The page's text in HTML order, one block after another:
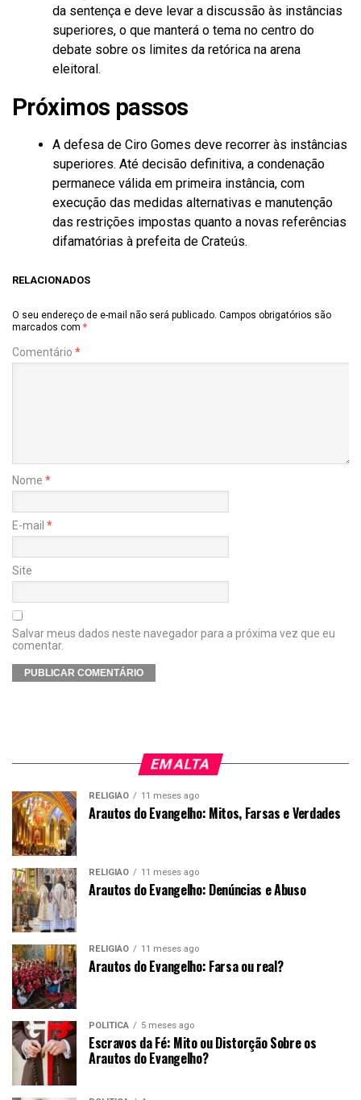
da sentença e deve levar a discussão às instâncias
superiores, o que manterá o tema no centro do
debate sobre os limites da retórica na arena
eleitoral.
Próximos passos
A defesa de Ciro Gomes deve recorrer às instâncias
superiores. Até decisão definitiva, a condenação
permanece válida em primeira instância, com
execução das medidas alternativas e manutenção
das restrições impostas quanto a novas referências
difamatórias à prefeita de Crateús.
RELACIONADOS
O seu endereço de e-mail não será publicado. Campos obrigatórios são
marcados com *
Comentário *
Nome *
E-mail *
Site
Salvar meus dados neste navegador para a próxima vez que eu
comentar.
EM ALTA
RELIGIÃO 11 meses ago
Arautos do Evangelho: Mitos, Farsas e Verdades
RELIGIÃO 11 meses ago
Arautos do Evangelho: Denúncias e Abuso
RELIGIÃO 11 meses ago
Arautos do Evangelho: Farsa ou real?
POLÍTICA 5 meses ago
Escravos da Fé: Mito ou Distorção Sobre os
Arautos do Evangelho?